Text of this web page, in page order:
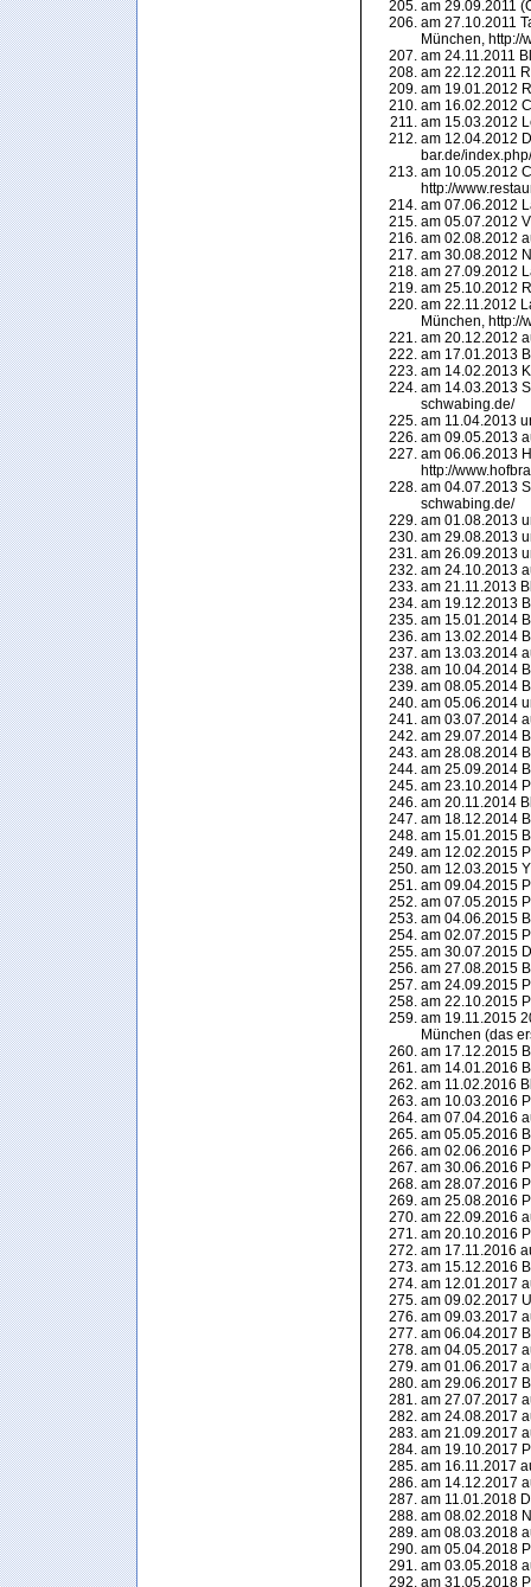
am 29.09.2011
am 27.10.2011
München, http://
am 24.11.2011
am 22.12.2011
am 19.01.2012
am 16.02.2012
am 15.03.2012
am 12.04.2012
bar.de/
am 10.05.2012
http://
am 07.06.2012
am 05.07.2012
am 02.08.2012
am 30.08.2012
am 27.09.2012
am 25.10.2012
am 22.11.2012
München, http://
am 20.12.2012
am 17.01.2013
am 14.02.2013
am 14.03.2013
schwabing.de/
am 11.04.2013
am 09.05.2013
am 06.06.2013
http://
am 04.07.2013
schwabing.de/
am 01.08.2013
am 29.08.2013
am 26.09.2013
am 24.10.2013
am 21.11.2013
am 19.12.2013
am 15.01.2014
am 13.02.2014
am 13.03.2014
am 10.04.2014
am 08.05.2014
am 05.06.2014
am 03.07.2014
am 29.07.2014
am 28.08.2014
am 25.09.2014
am 23.10.2014
am 20.11.2014
am 18.12.2014
am 15.01.2015
am 12.02.2015
am 12.03.2015
am 09.04.2015
am 07.05.2015
am 04.06.2015
am 02.07.2015
am 30.07.2015
am 27.08.2015
am 24.09.2015
am 22.10.2015
am 19.11.2015
München (das
am 17.12.2015
am 14.01.2016
am 11.02.2016
am 10.03.2016
am 07.04.2016
am 05.05.2016
am 02.06.2016
am 30.06.2016
am 28.07.2016
am 25.08.2016
am 22.09.2016
am 20.10.2016
am 17.11.2016
am 15.12.2016
am 12.01.2017
am 09.02.2017
am 09.03.2017
am 06.04.2017
am 04.05.2017
am 01.06.2017
am 29.06.2017
am 27.07.2017
am 24.08.2017
am 21.09.2017
am 19.10.2017
am 16.11.2017
am 14.12.2017
am 11.01.2018
am 08.02.2018
am 08.03.2018
am 05.04.2018
am 03.05.2018
am 31.05.2018